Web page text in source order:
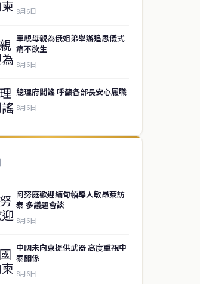
8月6日
單親母親為俄姐弟舉辦追思儀式
痛不欲生
8月6日
總理府闢謠 呼籲各部長安心履職
8月6日
阿努庭歡迎緬甸領導人敏昂萊訪
泰 多議題會談
8月6日
中國未向柬提供武器 高度重視中
泰關係
8月6日